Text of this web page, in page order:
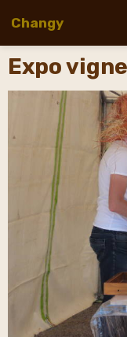
Changy
Expo